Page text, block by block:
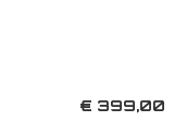
€ 399,00